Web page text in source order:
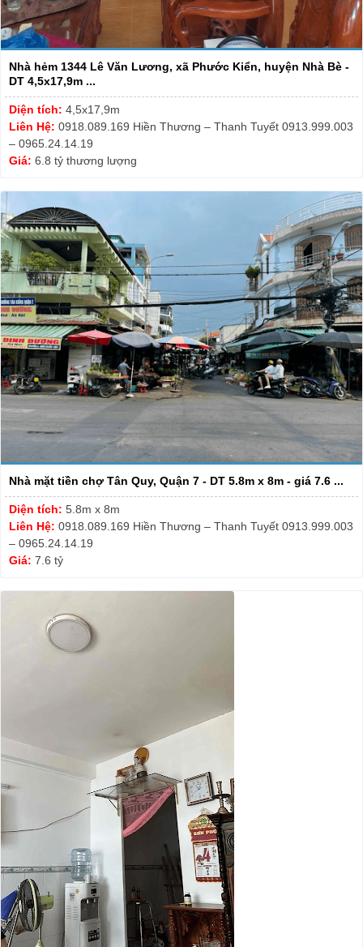
Nhà hẻm 1344 Lê Văn Lương, xã Phước Kiển, huyện Nhà Bè -
DT 4,5x17,9m ...
Diện tích: 4,5x17,9m
Liên Hệ: 0918.089.169 Hiền Thương – Thanh Tuyết 0913.999.003
– 0965.24.14.19
Giá: 6.8 tỷ thương lượng
Nhà mặt tiền chợ Tân Quy, Quận 7 - DT 5.8m x 8m - giá 7.6 ...
Diện tích: 5.8m x 8m
Liên Hệ: 0918.089.169 Hiền Thương – Thanh Tuyết 0913.999.003
– 0965.24.14.19
Giá: 7.6 tỷ